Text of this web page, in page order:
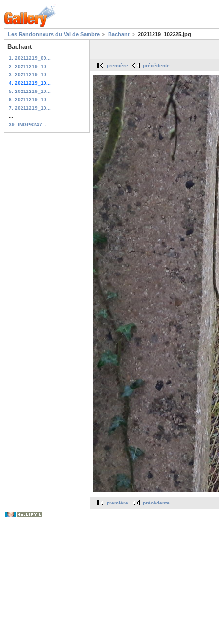
Les Randonneurs du Val de Sambre Bachant 20211219_102225.jpg
Bachant
1. 20211219_09...
2. 20211219_10...
3. 20211219_10...
4. 20211219_10...
5. 20211219_10...
6. 20211219_10...
7. 20211219_10...
39. IMGP6247_-_...
première précédente
première précédente